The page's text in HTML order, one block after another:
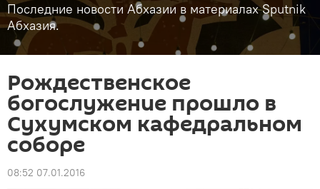
Последние новости Абхазии в материалах Sputnik
Абхазия.
Рождественское
богослужение прошло в
Сухумском кафедральном
соборе
08:52 07.01.2016